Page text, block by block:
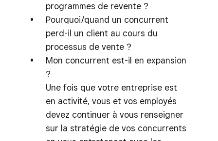
programmes de revente ?
Pourquoi/quand un concurrent
perd-il un client au cours du
processus de vente ?
Mon concurrent est-il en expansion
?
Une fois que votre entreprise est
en activité, vous et vos employés
devez continuer à vous renseigner
sur la stratégie de vos concurrents